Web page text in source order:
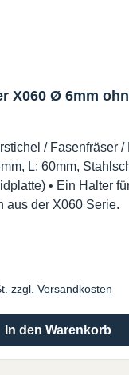
X060 Ø 6mm
/ Fasenfräser /
L: 60mm,
• Ein Halter
aus der X060 Serie.
zzgl. Versandkosten
In den Warenkorb